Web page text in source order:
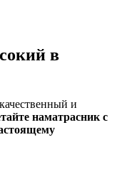
в
и
наматрасник с